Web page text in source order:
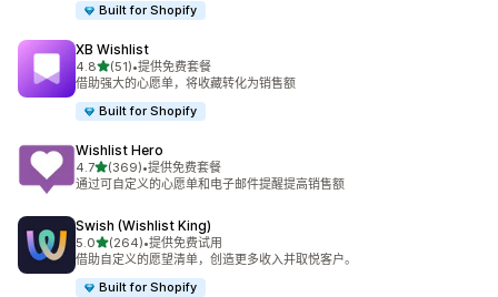
Built for Shopify
XB Wishlist
4.8星（满分 5 星）
(51)
总共 51 条评论
•提供免费套餐
借助强大的心愿单，将收藏转化为销售额
Built for Shopify
Wishlist Hero
4.7星（满分 5 星）
(369)
总共 369 条评论
•提供免费套餐
通过可自定义的心愿单和电子邮件提醒提高销售额
Swish (Wishlist King)
5.0星（满分 5 星）
(264)
总共 264 条评论
•提供免费试用
借助自定义的愿望清单，创造更多收入并取悦客户。
Built for Shopify